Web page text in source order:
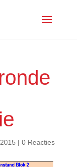
2015 | 0 Reacties